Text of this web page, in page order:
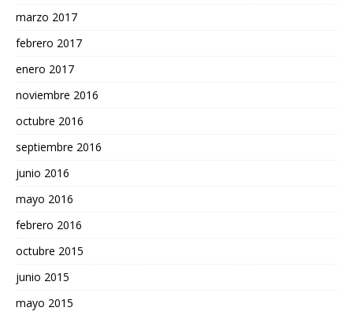
marzo 2017
febrero 2017
enero 2017
noviembre 2016
octubre 2016
septiembre 2016
junio 2016
mayo 2016
febrero 2016
octubre 2015
junio 2015
mayo 2015